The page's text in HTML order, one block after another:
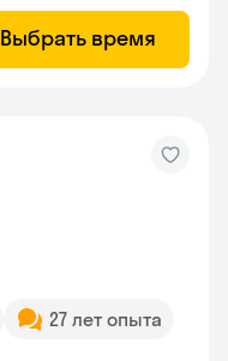
Выбрать время
27 лет опыта